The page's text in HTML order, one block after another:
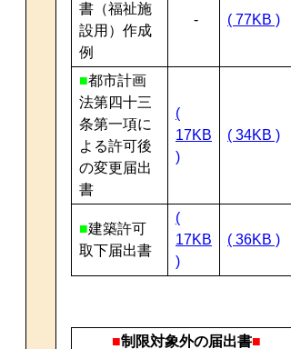
書（福祉施
設用）作成
例
- ( 77KB )
■都市計画
法第四十三
条第一項に
よる許可後
の変更届出
書
(
17KB
)
( 34KB )
■建築許可
取下届出書
(
17KB
)
( 36KB )
■制限対象外の届出書■